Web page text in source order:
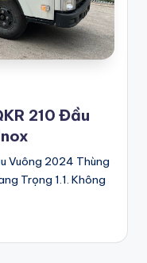
210 Đầu
Vuông 2024 Thùng
Trọng 1.1. Không